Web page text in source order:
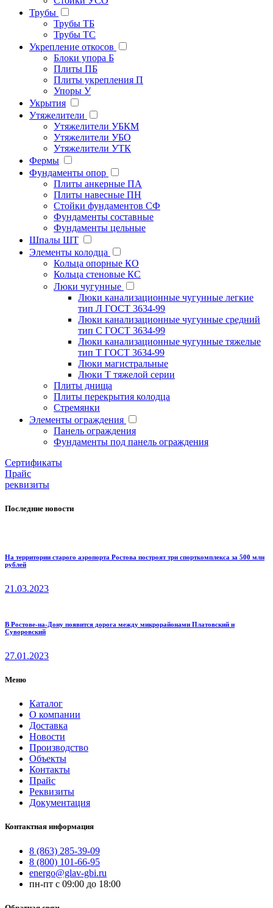
Трубы
Трубы ТБ
Трубы ТС
Укрепление откосов
Блоки упора Б
Плиты ПБ
Плиты укрепления П
Упоры У
Укрытия
Утяжелители
Утяжелители УБКМ
Утяжелители УБО
Утяжелители УТК
Фермы
Фундаменты опор
Плиты анкерные ПА
Плиты навесные ПН
Стойки фундаментов СФ
Фундаменты составные
Фундаменты цельные
Шпалы ШТ
Элементы колодца
Кольца опорные КО
Кольца стеновые КС
Люки чугунные
Люки канализационные чугунные легкие
тип Л ГОСТ 3634-99
Люки канализационные чугунные средний
тип С ГОСТ 3634-99
Люки канализационные чугунные тяжелые
тип Т ГОСТ 3634-99
Люки магистральные
Люки Т тяжелой серии
Плиты днища
Плиты перекрытия колодца
Стремянки
Элементы ограждения
Панель ограждения
Фундаменты под панель ограждения
Cертификаты
Прайс
реквизиты
Последние новости
На территории старого аэропорта Ростова построят три спорткомплекса за 500 млн
рублей
21.03.2023
В Ростове-на-Дону появится дорога между микрорайонами Платовский и
Суворовский
27.01.2023
Меню
Каталог
О компании
Доставка
Новости
Производство
Объекты
Контакты
Прайс
Реквизиты
Документация
Контактная информация
8 (863) 285-39-09
8 (800) 101-66-95
energo@glav-gbi.ru
пн-пт с 09:00 до 18:00